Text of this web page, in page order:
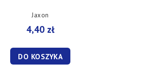
Jaxon
4,40 zł
DO KOSZYKA